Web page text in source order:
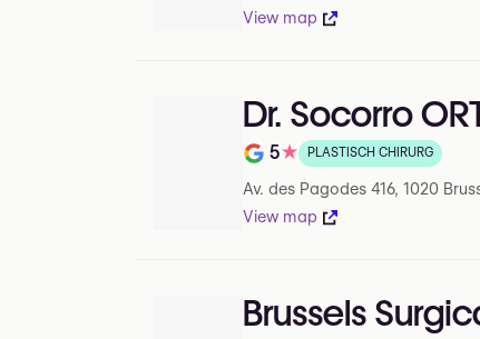
View map
Dr. Socorro
Beoordeling op 5 op Google
5★ PLASTISCH CHIRURG
Av. des Pagodes 416, 1020
View map
Brussels